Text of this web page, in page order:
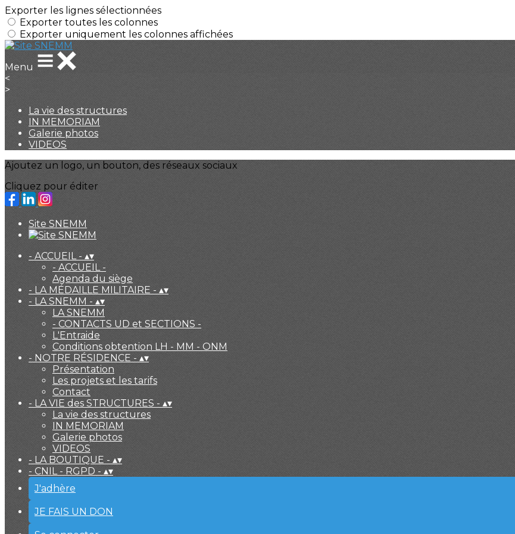
Exporter les lignes sélectionnées
Exporter toutes les colonnes
Exporter uniquement les colonnes affichées
Menu
<
>
La vie des structures
IN MEMORIAM
Galerie photos
VIDEOS
Ajoutez un logo, un bouton, des réseaux sociaux
Cliquez pour éditer
Site SNEMM
- ACCUEIL - ▴▾
- ACCUEIL -
Agenda du siège
- LA MÉDAILLE MILITAIRE - ▴▾
- LA SNEMM - ▴▾
LA SNEMM
- CONTACTS UD et SECTIONS -
L'Entraide
Conditions obtention LH - MM - ONM
- NOTRE RÉSIDENCE - ▴▾
Présentation
Les projets et les tarifs
Contact
- LA VIE des STRUCTURES - ▴▾
La vie des structures
IN MEMORIAM
Galerie photos
VIDEOS
- LA BOUTIQUE - ▴▾
- CNIL - RGPD - ▴▾
J'adhère
JE FAIS UN DON